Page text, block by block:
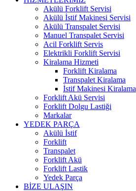
Akülü Forklift Servisi
Akülü İstif Makinesi Servisi
Akülü Transpalet Servisi
Manuel Transpalet Servisi
Acil Forklift Servis
Elektrikli Forklift Servisi
Kiralama Hizmeti
Forklift Kiralama
Transpalet Kiralama
İstif Makinesi Kiralama
Forklift Akü Servisi
Forklift Dolgu Lastiği
Markalar
YEDEK PARÇA
Akülü İstif
Forklift
Transpalet
Forklift Akü
Forklift Lastik
Yedek Parça
BİZE ULAŞIN